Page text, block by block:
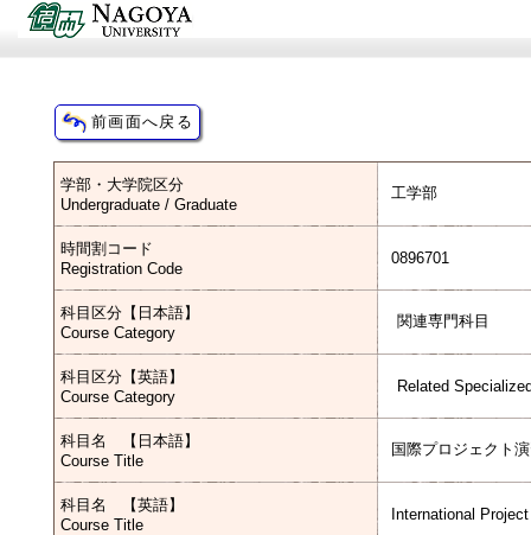
学部・大学院区分
Undergraduate / Graduate
工学部
時間割コード
Registration Code
0896701
科目区分【日本語】
Course Category
関連専門科目
科目区分【英語】
Course Category
Related
科目名 【日本語】
Course Title
国際プロジェクト
科目名 【英語】
Course Title
International